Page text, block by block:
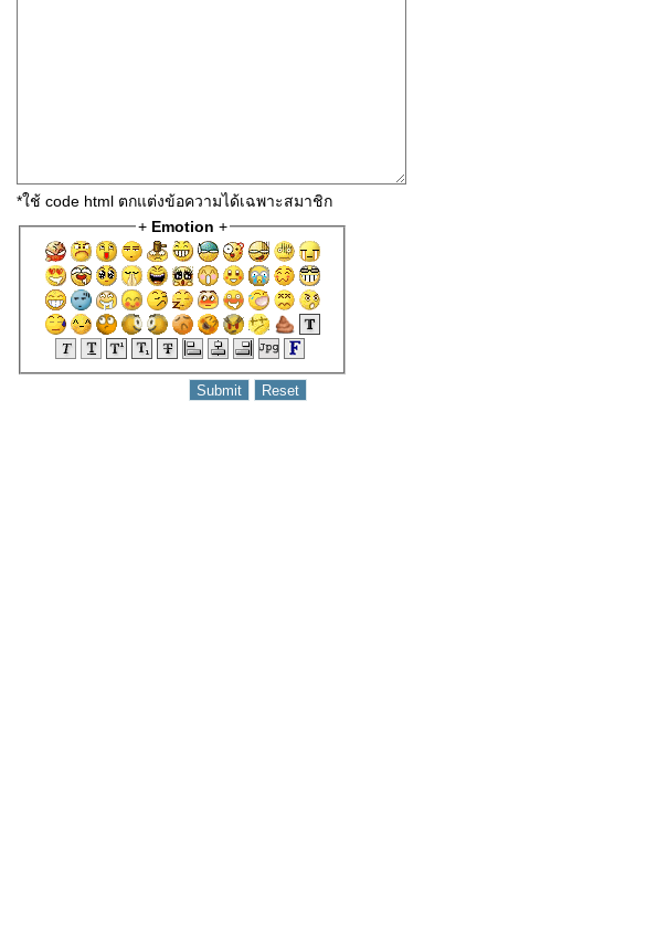
*ใช้ code html ตกแต่งข้อความได้เฉพาะสมาชิก
+ Emotion +